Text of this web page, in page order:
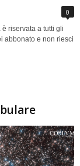
0
riservata a tutti gli
abbonato e non riesci